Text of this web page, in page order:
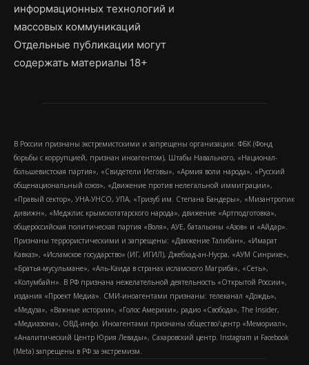
информационных технологий и
массовых коммуникаций
Отдельные публикации могут
содержать материалы 18+
В России признаны экстремистскими и запрещены организации: ФБК (Фонд
борьбы с коррупцией, признан иноагентом), Штабы Навального, «Национал-
большевистская партия», «Свидетели Иеговы», «Армия воли народа», «Русский
общенациональный союз», «Движение против нелегальной иммиграции»,
«Правый сектор», УНА-УНСО, УПА, «Тризуб им. Степана Бандеры», «Мизантропик
дивижн», «Меджлис крымскотатарского народа», движение «Артподготовка»,
общероссийская политическая партия «Воля», АУЕ, батальоны «Азов» и «Айдар».
Признаны террористическими и запрещены: «Движение Талибан», «Имарат
Кавказ», «Исламское государство» (ИГ, ИГИЛ), Джебхад-ан-Нусра, «АУМ Синрике»,
«Братья-мусульмане», «Аль-Каида в странах исламского Магриба», «Сеть»,
«Колумбайн». В РФ признана нежелательной деятельность «Открытой России»,
издания «Проект Медиа». СМИ-иноагентами признаны: телеканал «Дождь»,
«Медуза», «Важные истории», «Голос Америки», радио «Свобода», The Insider,
«Медиазона», ОВД-инфо. Иноагентами признаны общество/центр «Мемориал»,
«Аналитический Центр Юрия Левады», Сахаровский центр. Instagram и Facebook
(Metа) запрещены в РФ за экстремизм.